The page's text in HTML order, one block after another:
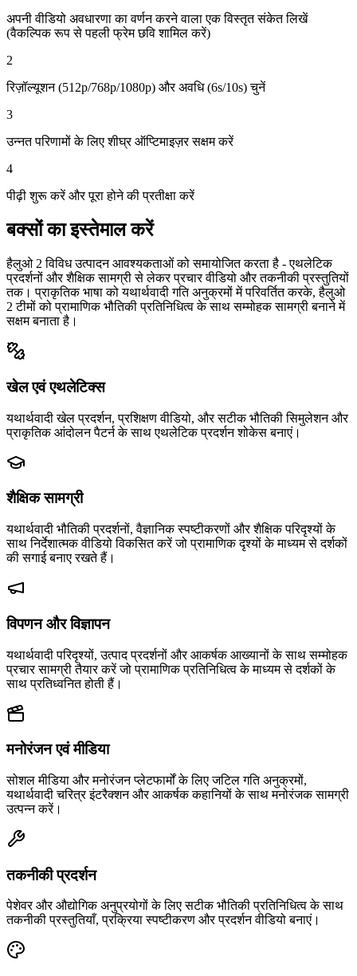
अपनी वीडियो अवधारणा का वर्णन करने वाला एक विस्तृत संकेत लिखें
(वैकल्पिक रूप से पहली फ्रेम छवि शामिल करें)
2
रिज़ॉल्यूशन (512p/768p/1080p) और अवधि (6s/10s) चुनें
3
उन्नत परिणामों के लिए शीघ्र ऑप्टिमाइज़र सक्षम करें
4
पीढ़ी शुरू करें और पूरा होने की प्रतीक्षा करें
बक्सों का इस्तेमाल करें
हैलुओ 2 विविध उत्पादन आवश्यकताओं को समायोजित करता है - एथलेटिक
प्रदर्शनों और शैक्षिक सामग्री से लेकर प्रचार वीडियो और तकनीकी प्रस्तुतियों
तक। प्राकृतिक भाषा को यथार्थवादी गति अनुक्रमों में परिवर्तित करके, हैलुओ
2 टीमों को प्रामाणिक भौतिकी प्रतिनिधित्व के साथ सम्मोहक सामग्री बनाने में
सक्षम बनाता है।
खेल एवं एथलेटिक्स
यथार्थवादी खेल प्रदर्शन, प्रशिक्षण वीडियो, और सटीक भौतिकी सिमुलेशन और
प्राकृतिक आंदोलन पैटर्न के साथ एथलेटिक प्रदर्शन शोकेस बनाएं।
शैक्षिक सामग्री
यथार्थवादी भौतिकी प्रदर्शनों, वैज्ञानिक स्पष्टीकरणों और शैक्षिक परिदृश्यों के
साथ निर्देशात्मक वीडियो विकसित करें जो प्रामाणिक दृश्यों के माध्यम से दर्शकों
की सगाई बनाए रखते हैं।
विपणन और विज्ञापन
यथार्थवादी परिदृश्यों, उत्पाद प्रदर्शनों और आकर्षक आख्यानों के साथ सम्मोहक
प्रचार सामग्री तैयार करें जो प्रामाणिक प्रतिनिधित्व के माध्यम से दर्शकों के
साथ प्रतिध्वनित होती हैं।
मनोरंजन एवं मीडिया
सोशल मीडिया और मनोरंजन प्लेटफार्मों के लिए जटिल गति अनुक्रमों,
यथार्थवादी चरित्र इंटरैक्शन और आकर्षक कहानियों के साथ मनोरंजक सामग्री
उत्पन्न करें।
तकनीकी प्रदर्शन
पेशेवर और औद्योगिक अनुप्रयोगों के लिए सटीक भौतिकी प्रतिनिधित्व के साथ
तकनीकी प्रस्तुतियाँ, प्रक्रिया स्पष्टीकरण और प्रदर्शन वीडियो बनाएं।